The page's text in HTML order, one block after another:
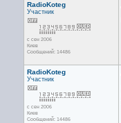
RadioKoteg
Участник
с сен 2006
Киев
Сообщений: 14486
RadioKoteg
Участник
с сен 2006
Киев
Сообщений: 14486